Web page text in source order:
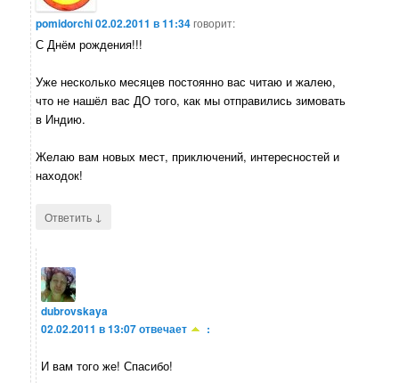
pomidorchi02.02.2011 в 11:34говорит:
С Днём рождения!!!
Уже несколько месяцев постоянно вас читаю и жалею,
что не нашёл вас ДО того, как мы отправились зимовать
в Индию.
Желаю вам новых мест, приключений, интересностей и
находок!
Ответить ↓
dubrovskaya
02.02.2011 в 13:07отвечает :
И вам того же! Спасибо!